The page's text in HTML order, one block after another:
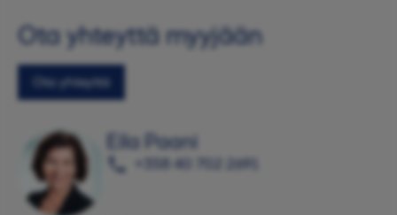
Ota yhteyttä myyjään
Ota yhteyttä
Eila Paani
+358 40 702 2691